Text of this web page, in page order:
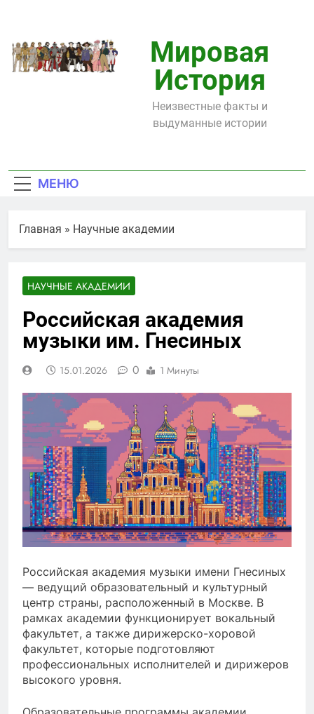
содержимому
Мировая
История
Неизвестные факты и
выдуманные истории
МЕНЮ
Главная » Научные академии
НАУЧНЫЕ АКАДЕМИИ
Российская академия
музыки им. Гнесиных
15.01.2026 0 1 Минуты
Российская академия музыки имени Гнесиных
— ведущий образовательный и культурный
центр страны, расположенный в Москве. В
рамках академии функционирует вокальный
факультет, а также дирижерско-хоровой
факультет, которые подготовляют
профессиональных исполнителей и дирижеров
высокого уровня.